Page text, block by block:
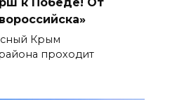
Крым
проходит